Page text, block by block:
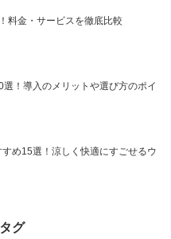
料金・サービスを徹底比較
！導入のメリットや選び方のポイ
め15選！涼しく快適にすごせるウ
グ